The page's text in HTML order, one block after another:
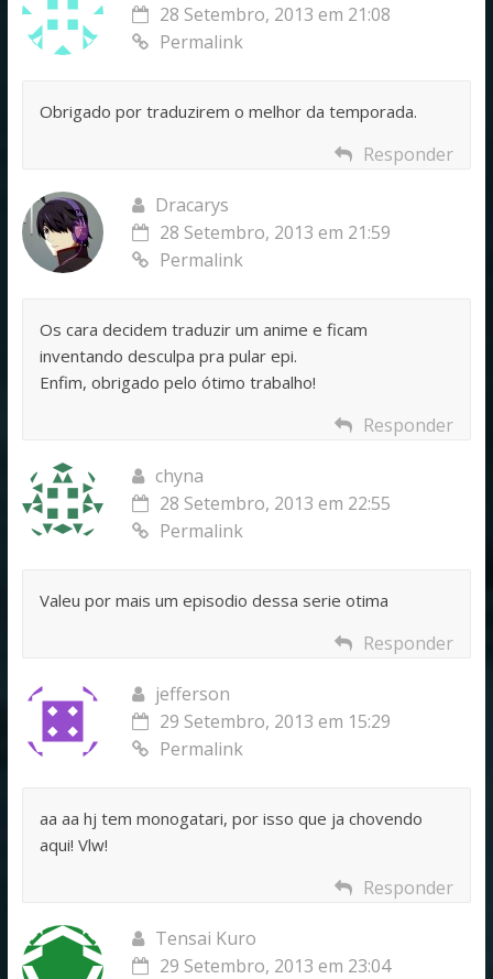
28 Setembro, 2013 em 21:08
Permalink
Obrigado por traduzirem o melhor da temporada.
Responder
Dracarys
28 Setembro, 2013 em 21:59
Permalink
Os cara decidem traduzir um anime e ficam
inventando desculpa pra pular epi.
Enfim, obrigado pelo ótimo trabalho!
Responder
chyna
28 Setembro, 2013 em 22:55
Permalink
Valeu por mais um episodio dessa serie otima
Responder
jefferson
29 Setembro, 2013 em 15:29
Permalink
aa aa hj tem monogatari, por isso que ja chovendo
aqui! Vlw!
Responder
Tensai Kuro
29 Setembro, 2013 em 23:04